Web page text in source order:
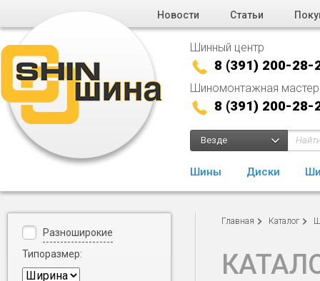
Новости Статьи
Шинный центр
8 (391) 200-28-
Шиномонтажная
8 (391) 200-28-
Везде
Шины Диски
Главная Каталог
Разноширокие
Типоразмер: